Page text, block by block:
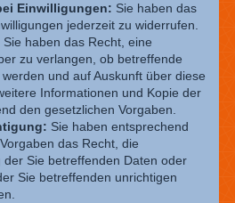
Einwilligungen: Sie haben das
jederzeit zu widerrufen.
Sie haben das Recht, eine
zu verlangen, ob betreffende
und auf Auskunft über diese
Informationen und Kopie der
den gesetzlichen Vorgaben.
Sie haben entsprechend
das Recht, die
der Sie betreffenden Daten oder
Sie betreffenden unrichtigen